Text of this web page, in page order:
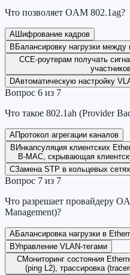
Что позволяет OAM 802.1ag?
A Шифрование кадров
B Балансировку нагрузки между
CCE-роутерам получать
DАвтоматическую настройку
Вопрос 6 из 7
Что такое 802.1ah (Provider
AПротокол агрегации каналов
B Инкапсуляция клиентских
B-MAC, скрывающая
CЗамена STP в кольцевых сетях
Вопрос 7 из 7
Что разрешает провайдеру
Management)?
AБалансировка нагрузки в
BУправление VLAN-тегами
CМониторинг состояния
(ping L2), трассировка